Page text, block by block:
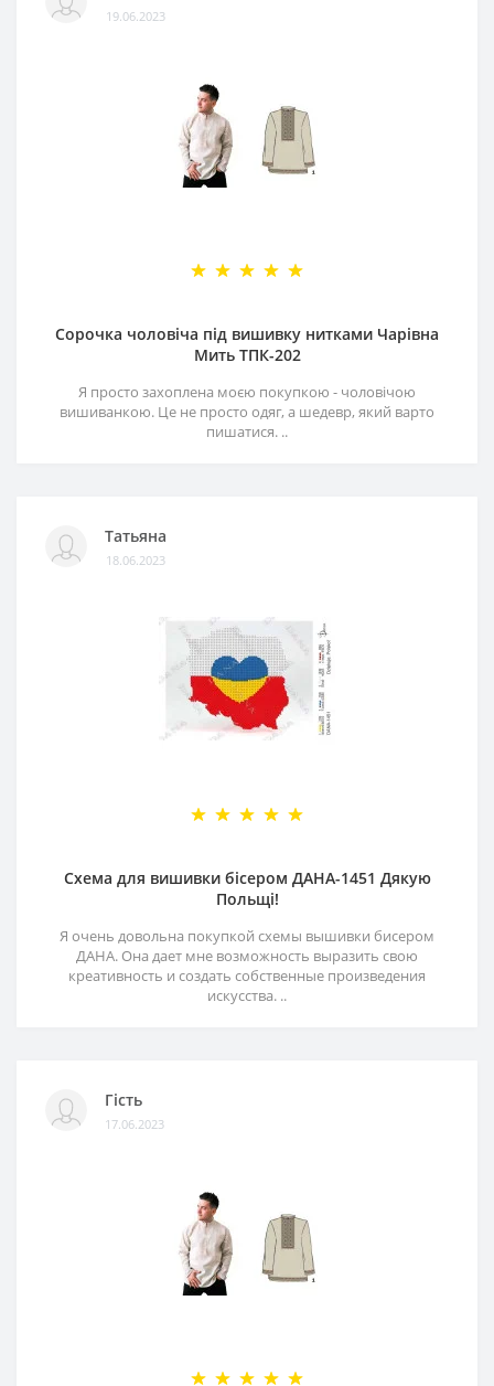
19.06.2023
Сорочка чоловіча під вишивку нитками Чарівна
Мить ТПК-202
Я просто захоплена моєю покупкою - чоловічою
вишиванкою. Це не просто одяг, а шедевр, який варто
пишатися. ..
Татьяна
18.06.2023
Схема для вишивки бісером ДАНА-1451 Дякую
Польщі!
Я очень довольна покупкой схемы вышивки бисером
ДАНА. Она дает мне возможность выразить свою
креативность и создать собственные произведения
искусства. ..
Гість
17.06.2023